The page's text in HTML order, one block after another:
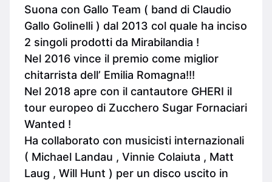
Suona con Gallo Team ( band di Claudio
Gallo Golinelli ) dal 2013 col quale ha inciso
2 singoli prodotti da Mirabilandia !
Nel 2016 vince il premio come miglior
chitarrista dell’ Emilia Romagna!!!
Nel 2018 apre con il cantautore GHERI il
tour europeo di Zucchero Sugar Fornaciari
Wanted !
Ha collaborato con musicisti internazionali
( Michael Landau , Vinnie Colaiuta , Matt
Laug , Will Hunt ) per un disco uscito in